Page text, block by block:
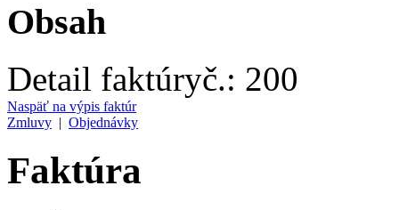
Obsah
Detail faktúryč.: 200
Naspäť na výpis faktúr
Zmluvy | Objednávky
Faktúra